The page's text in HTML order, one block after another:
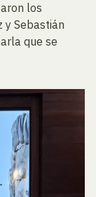
los
y Sebastián
que se